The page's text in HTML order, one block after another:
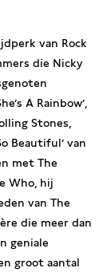
van Rock
die Nicky
A Rainbow’,
Stones,
Beautiful’ van
met The
Who, hij
van The
die meer dan
geniale
groot aantal